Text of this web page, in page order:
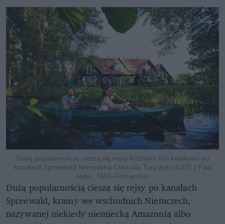
Dużą popularnością cieszą się rejsy łodziami lub kajakami po
kanałach Spreewald Niemiecka Centrala Turystyki (DZT) / Paul
Hahn, TMB-Fotoarchiv
Dużą popularnością cieszą się rejsy po kanałach
Spreewald, krainy we wschodnich Niemczech,
nazywanej niekiedy niemiecką Amazonią albo